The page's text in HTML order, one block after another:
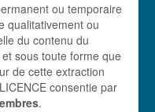
ou temporaire
qualitativement ou
du contenu du
sous toute forme que
de cette extraction
consentie par
.